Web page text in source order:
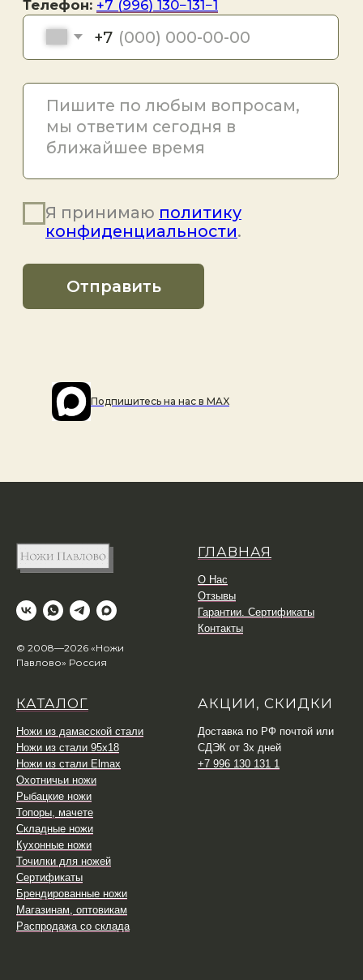
Подпишитесь на наc в MAX
© 2008—2026 «Ножи
Павлово» Россия
ГЛАВНАЯ
О Нас
Отзывы
Гарантии. Сертификаты
Контакты
КАТАЛОГ
Ножи из дамасской стали
Ножи из стали 95х18
Ножи из стали Elmax
Охотничьи ножи
Рыбацкие ножи
Топоры, мачете
Складные ножи
Кухонные ножи
Точилки для ножей
Сертификаты
Брендированные ножи
Магазинам, оптовикам
Распродажа со склада
АКЦИИ, СКИДКИ
Доставка по РФ почтой или
СДЭК от 3х дней
+7 996 130 131 1